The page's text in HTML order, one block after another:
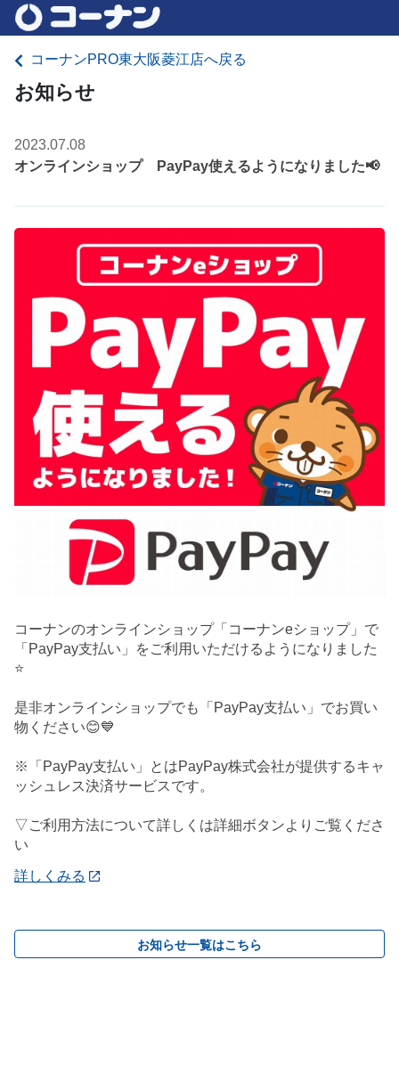
コーナンPRO東大阪菱江店へ戻る
お知らせ
2023.07.08
オンラインショップ PayPay使えるようになりました📢
コーナンのオンラインショップ「コーナンeショップ」で
「PayPay支払い」をご利用いただけるようになりました
⭐
是非オンラインショップでも「PayPay支払い」でお買い
物ください😊💙
※「PayPay支払い」とはPayPay株式会社が提供するキャ
ッシュレス決済サービスです。
▽ご利用方法について詳しくは詳細ボタンよりご覧くださ
い
詳しくみる
お知らせ一覧はこちら